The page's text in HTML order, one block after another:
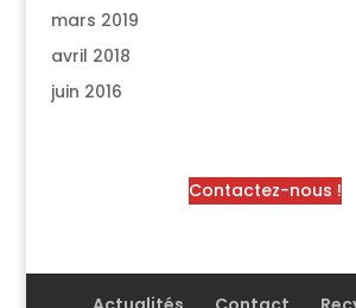
mars 2019
avril 2018
juin 2016
Contactez-nous !